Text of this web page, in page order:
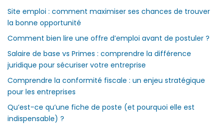
Site emploi : comment maximiser ses chances de trouver
la bonne opportunité
Comment bien lire une offre d’emploi avant de postuler ?
Salaire de base vs Primes : comprendre la différence
juridique pour sécuriser votre entreprise
Comprendre la conformité fiscale : un enjeu stratégique
pour les entreprises
Qu’est-ce qu’une fiche de poste (et pourquoi elle est
indispensable) ?